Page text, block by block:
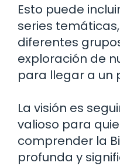
Esto puede
series
diferentes
exploración de
para llegar a un
La visión es
valioso para
comprender la
profunda y